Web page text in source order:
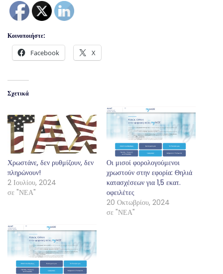
Κοινοποιήστε:
Facebook X
Σχετικά
Χρωστάνε, δεν ρυθμίζουν, δεν
πληρώνουν!
2 Ιουλίου, 2024
σε "ΝΕΑ"
Οι μισοί φορολογούμενοι
χρωστούν στην εφορία: Θηλιά
κατασχέσεων για 1,5 εκατ.
οφειλέτες
20 Οκτωβρίου, 2024
σε "ΝΕΑ"